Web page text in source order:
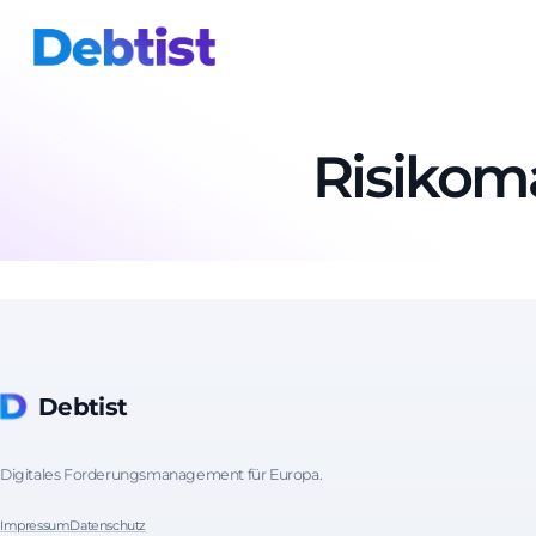
Debtist
Digitales Forderungsmanagement für Europa.
ImpressumDatenschutz